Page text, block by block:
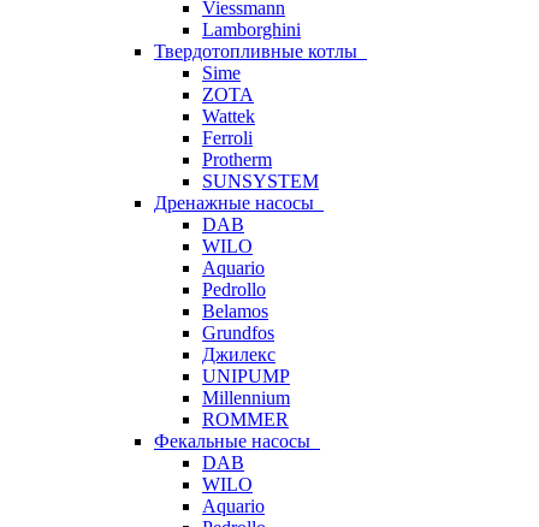
Viessmann
Lamborghini
Твердотопливные котлы
Sime
ZOTA
Wattek
Ferroli
Protherm
SUNSYSTEM
Дренажные насосы
DAB
WILO
Aquario
Pedrollo
Belamos
Grundfos
Джилекс
UNIPUMP
Millennium
ROMMER
Фекальные насосы
DAB
WILO
Aquario